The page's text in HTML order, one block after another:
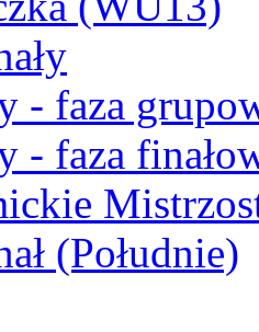
- faza
- faza
(Południe)